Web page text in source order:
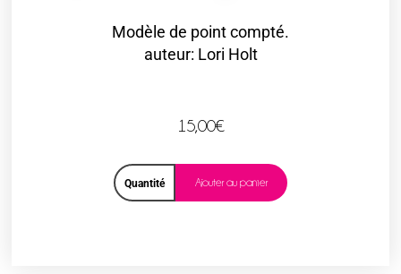
Modèle de point compté.
auteur: Lori Holt
15,00€
Quantité Ajouter au panier